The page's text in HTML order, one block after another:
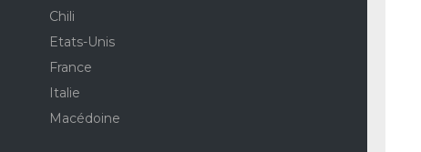
Chili
Etats-Unis
France
Italie
Macédoine